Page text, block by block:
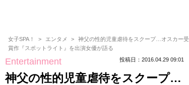
女子SPA！ エンタメ
神父の性的児童虐待をスクープ…オスカー受
賞作『スポットライト』を出演女優が語る
Entertainment 投稿日：2016.04.29 09:01
神父の性的児童虐待をスクープ…